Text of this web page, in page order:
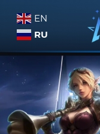
EN
RU